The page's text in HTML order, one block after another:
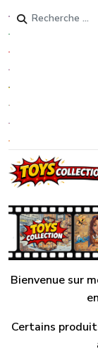
Rechercher
Bienvenue sur
Certains